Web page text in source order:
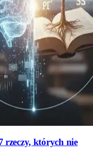
rzeczy, których nie